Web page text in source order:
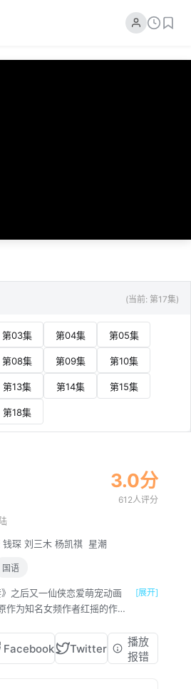
(当前: 第17集)
第03集 第04集 第05集
第08集 第09集 第10集
第13集 第14集 第15集
第18集
3.0分
612人评分
钱琛 刘三木 杨凯祺 星潮
国语
之后又一仙侠恋爱萌宠动画
作为知名女频作者红摇的作品
动万千读者的心。
[展开]
Facebook Twitter
播放
报错